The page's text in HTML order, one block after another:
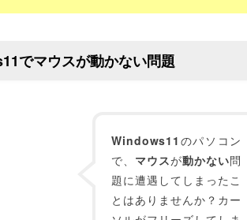
でマウスが動かない問題
Windows11 のパソコン
で、 マウスが動かない問
題に遭遇してしまったこ
とはありませんか？カー